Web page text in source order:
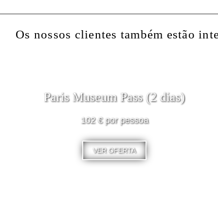
Os nossos clientes também estão
Paris Museum Pass (2 dias)
102 € por pessoa
VER OFERTA